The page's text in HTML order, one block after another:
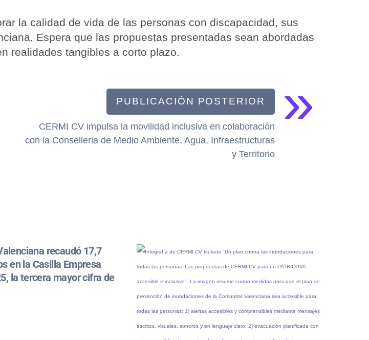
la calidad de vida de las personas con discapacidad, sus
Espera que las propuestas presentadas sean abordadas
realidades tangibles a corto plazo.
»
PUBLICACIÓN POSTERIOR
CERMI CV impulsa la movilidad inclusiva en colaboración
con la Conselleria de Medio Ambiente, Agua, Infraestructuras
y Territorio
recaudó 17,7
en la Casilla Empresa
la tercera mayor cifra de